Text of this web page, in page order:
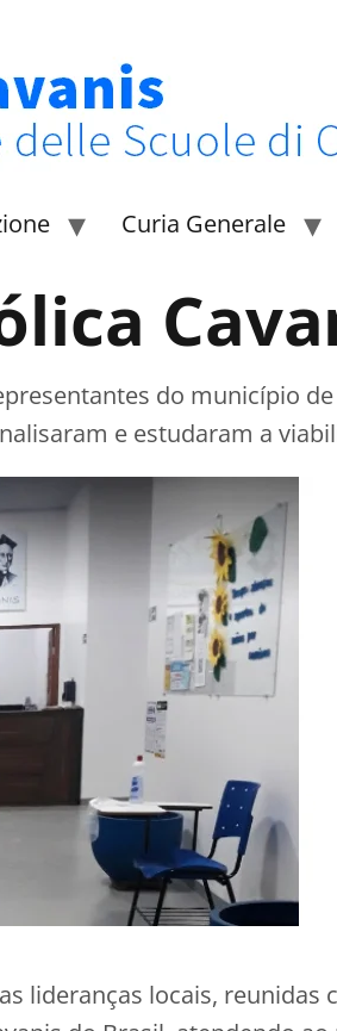
Curia Generale
do município
e estudaram a
lideranças locais, reunidas